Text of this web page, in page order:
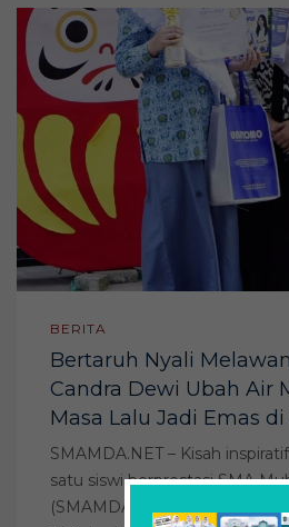
BERITA
Bertaruh Nyali
Candra Dewi Ubah Air
Masa Lalu Jadi Emas
SMAMDA.NET – Kisah
satu siswi berprestasi SMA
(SMAMDA) Surabaya. Candra